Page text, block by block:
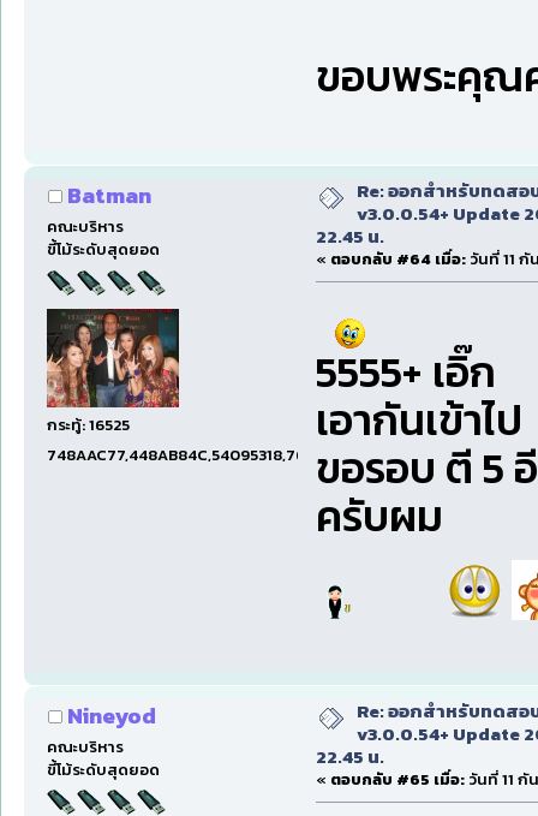
ขอบพระคุณ
Batman
คณะบริหาร
ขี้โม้ระดับสุดยอด
กระทู้: 16525
748AAC77,448AB84C,54095318,7660DAE5,97606B15,47C5E
Re: ออกสำหรับทดสอ
v3.0.0.54+ Update
22.45 น.
« ตอบกลับ #64 เมื่อ: วันที่ 11
5555+ เอิ๊ก
เอากันเข้าไป
ขอรอบ ตี 5
ครับผม
Nineyod
คณะบริหาร
ขี้โม้ระดับสุดยอด
Re: ออกสำหรับทดสอ
v3.0.0.54+ Update
22.45 น.
« ตอบกลับ #65 เมื่อ: วันที่ 11 กั